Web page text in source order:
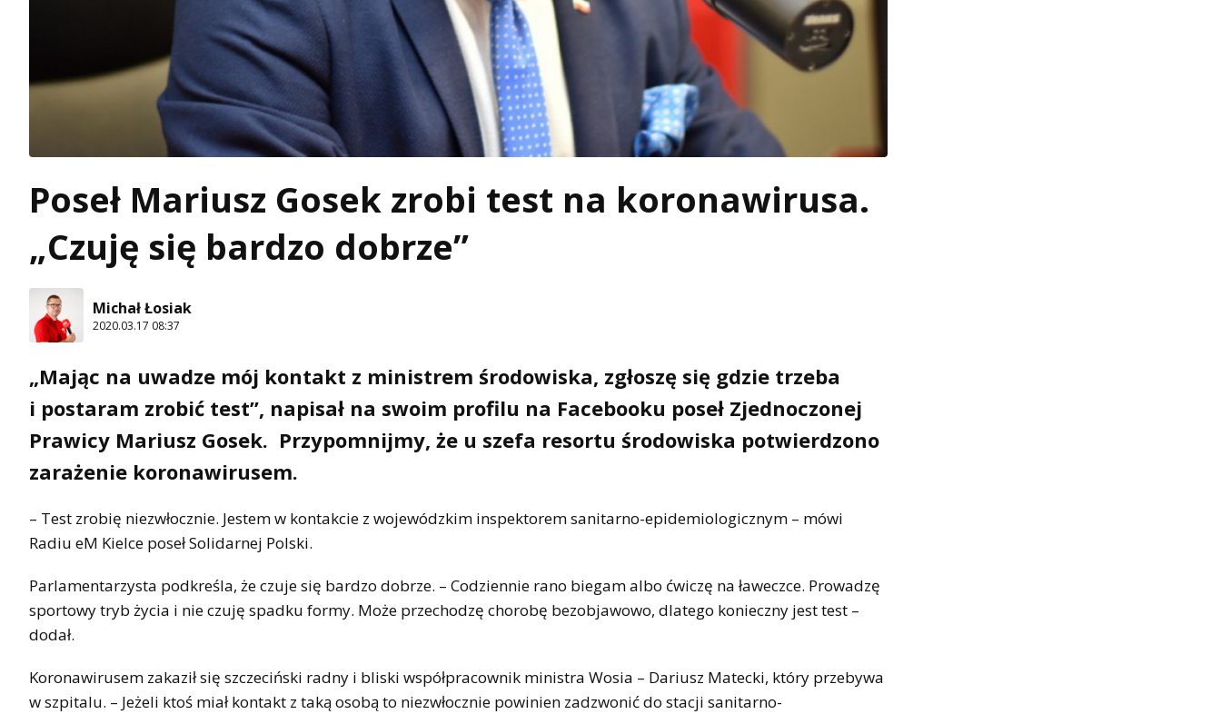
Poseł Mariusz Gosek zrobi test na koronawirusa.
„Czuję się bardzo dobrze”
Michał Łosiak
2020.03.17 08:37
„Mając na uwadze mój kontakt z ministrem środowiska, zgłoszę się gdzie trzeba
i postaram zrobić test”, napisał na swoim profilu na Facebooku poseł Zjednoczonej
Prawicy Mariusz Gosek. Przypomnijmy, że u szefa resortu środowiska potwierdzono
zarażenie koronawirusem.
– Test zrobię niezwłocznie. Jestem w kontakcie z wojewódzkim inspektorem sanitarno-epidemiologicznym – mówi
Radiu eM Kielce poseł Solidarnej Polski.
Parlamentarzysta podkreśla, że czuje się bardzo dobrze. – Codziennie rano biegam albo ćwiczę na ławeczce. Prowadzę
sportowy tryb życia i nie czuję spadku formy. Może przechodzę chorobę bezobjawowo, dlatego konieczny jest test –
dodał.
Koronawirusem zakaził się szczeciński radny i bliski współpracownik ministra Wosia – Dariusz Matecki, który przebywa
w szpitalu. – Jeżeli ktoś miał kontakt z taką osobą to niezwłocznie powinien zadzwonić do stacji sanitarno-